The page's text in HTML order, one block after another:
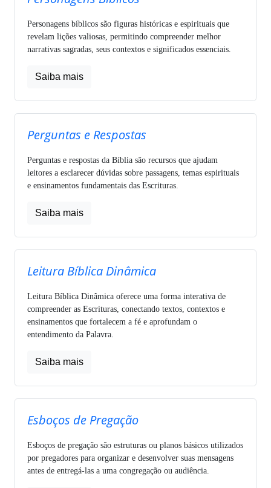
Personagens bíblicos são figuras históricas e espirituais que
revelam lições valiosas, permitindo compreender melhor
narrativas sagradas, seus contextos e significados essenciais.
Saiba mais
Perguntas e Respostas
Perguntas e respostas da Bíblia são recursos que ajudam
leitores a esclarecer dúvidas sobre passagens, temas espirituais
e ensinamentos fundamentais das Escrituras.
Saiba mais
Leitura Bíblica Dinâmica
Leitura Bíblica Dinâmica oferece uma forma interativa de
compreender as Escrituras, conectando textos, contextos e
ensinamentos que fortalecem a fé e aprofundam o
entendimento da Palavra.
Saiba mais
Esboços de Pregação
Esboços de pregação são estruturas ou planos básicos utilizados
por pregadores para organizar e desenvolver suas mensagens
antes de entregá-las a uma congregação ou audiência.